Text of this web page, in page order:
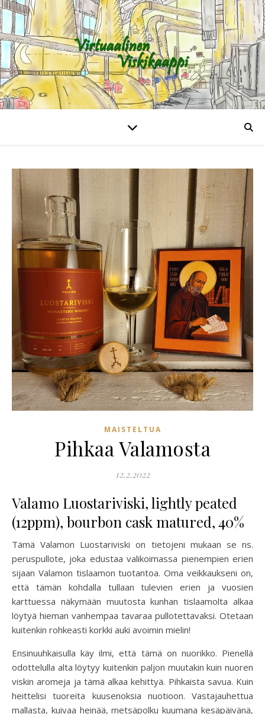
MAISTELTUA
Pihkaa Valamosta
12.2.2022
Valamo Luostariviski, lightly peated
(12ppm), bourbon cask matured, 40%
Tämä Valamon Luostariviski on tietojeni mukaan se ns.
peruspullote, joka edustaa valikoimassa pienempien erien
sijaan Valamon tislaamon tuotantoa. Oma veikkaukseni on,
että tämän kohdalla tullaan tulevien erien ja vuosien
karttuessa näkymään muutosta kunhan tislaamolta alkaa
löytyä hieman vanhempaa tavaraa pullotettavaksi. Otetaan
kuitenkin rohkeasti korkki auki avoimin mielin!
Ensinuuhkaisulla käy ilmi, että tämä on nuorikko. Pienellä
odottelulla alta löytyy kuitenkin paljon muutakin kuin nuoren
viskin aromeja ja tämä alkaa kehittyä. Pihkaista savua. Kuin
heittelisi tuoreita kuusenoksia nuotioon. Vastajauhettua
mallasta, kuivaa heinää, metsäpolku kuumana kesäpäivänä,